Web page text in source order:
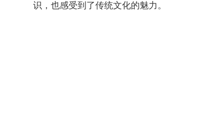
识，也感受到了传统文化的魅力。